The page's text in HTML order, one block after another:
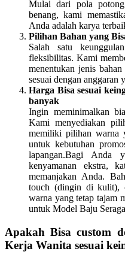
Mulai dari pola
benang, kami
Anda adalah karya
Pilihan Bahan yang
Salah satu
fleksibilitas. Kami
menentukan jenis
sesuai dengan anggaran
Harga Bisa sesuai
banyak
Ingin meminimalkan
Kami menyediakan
memiliki pilihan warna
untuk kebutuhan
lapangan.Bagi Anda
kenyamanan ekstra,
memanjakan Anda.
touch (dingin di kulit),
warna yang tetap tajam
untuk Model Baju
Apakah Bisa custom
Kerja Wanita sesuai